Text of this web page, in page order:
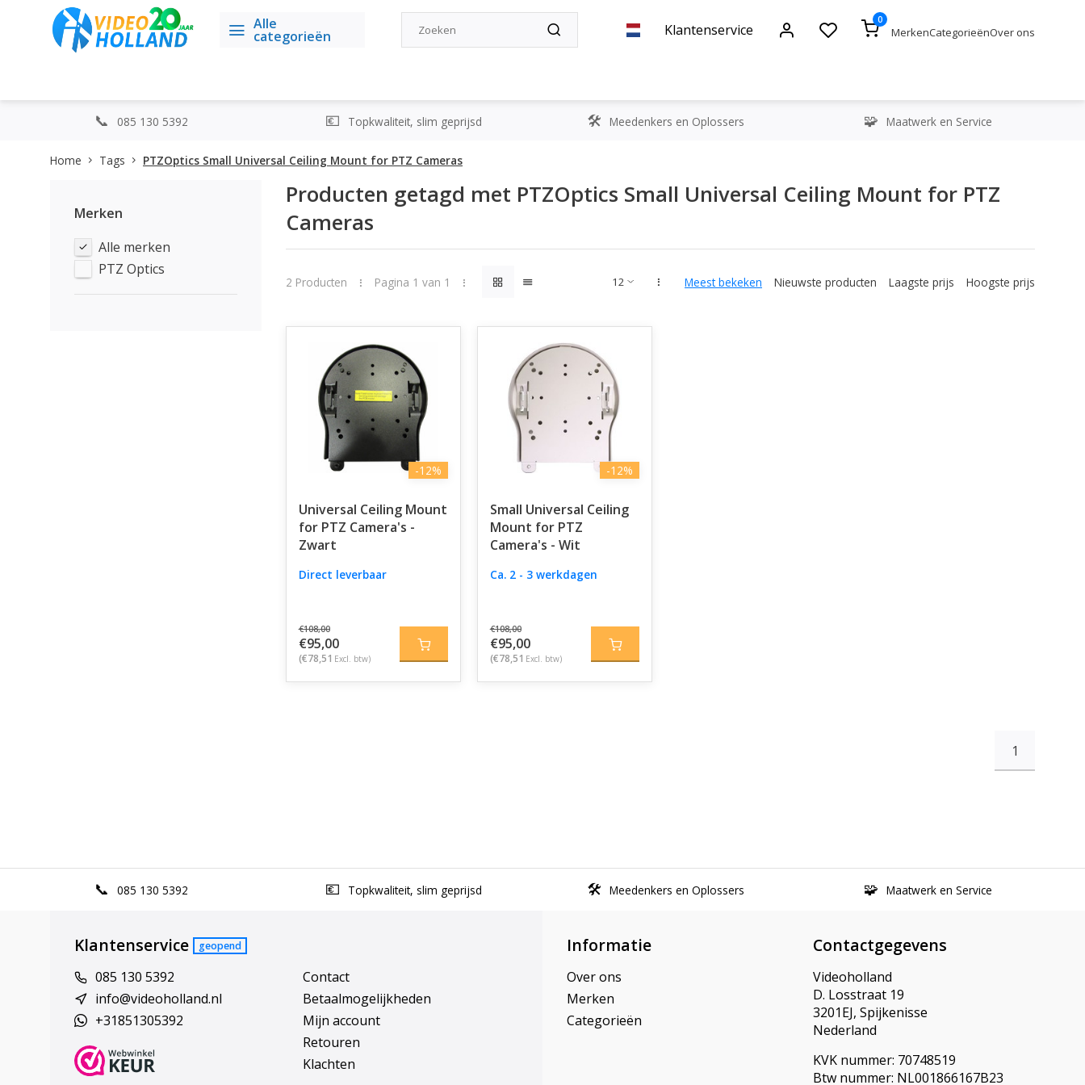
Alle
categorieën Klantenservice
0
MerkenCategorieënOver ons
085 130 5392 Topkwaliteit, slim geprijsd Meedenkers en Oplossers Maatwerk en Service
Home Tags PTZOptics Small Universal Ceiling Mount for PTZ Cameras
Merken
Alle merken
PTZ Optics
Producten getagd met PTZOptics Small Universal Ceiling Mount for PTZ
Cameras
2 Producten Pagina 1 van 1 Meest bekeken Nieuwste producten Laagste prijs Hoogste prijs
-12%
Universal Ceiling Mount
for PTZ Camera's -
Zwart
Direct leverbaar
€108,00
€95,00
(€78,51 Excl. btw)
-12%
Small Universal Ceiling
Mount for PTZ
Camera's - Wit
Ca. 2 - 3 werkdagen
€108,00
€95,00
(€78,51 Excl. btw)
1
085 130 5392 Topkwaliteit, slim geprijsd Meedenkers en Oplossers Maatwerk en Service
Klantenservice geopend
085 130 5392
info@videoholland.nl
+31851305392
Contact
Betaalmogelijkheden
Mijn account
Retouren
Klachten
Informatie
Over ons
Merken
Categorieën
Contactgegevens
Videoholland
D. Losstraat 19
3201EJ, Spijkenisse
Nederland
KVK nummer: 70748519
Btw nummer: NL001866167B23